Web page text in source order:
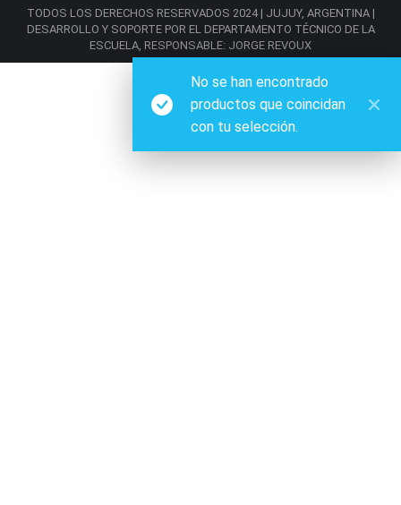
No se han encontrado
productos que coincidan
con tu selección.
TODOS LOS DERECHOS RESERVADOS 2024 | JUJUY, ARGENTINA |
DESARROLLO Y SOPORTE POR EL DEPARTAMENTO TÉCNICO DE LA
ESCUELA, RESPONSABLE: JORGE REVOUX